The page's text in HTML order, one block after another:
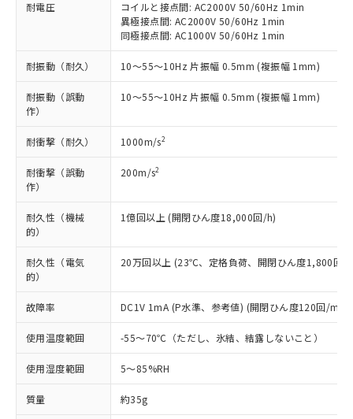
耐電圧
コイルと接点間: AC2000V 50/60Hz 1min
異極接点間: AC2000V 50/60Hz 1min
同極接点間: AC1000V 50/60Hz 1min
耐振動（耐久） 10～55～10Hz 片振幅 0.5mm (複振幅 1mm)
耐振動（誤動
作）
10～55～10Hz 片振幅 0.5mm (複振幅 1mm)
耐衝撃（耐久） 1000m/s2
耐衝撃（誤動
作）
200m/s2
耐久性（機械
的）
1億回以上 (開閉ひん度18,000回/h)
耐久性（電気
的）
20万回以上 (23℃、定格負荷、開閉ひん度1,800回/
故障率 DC1V 1mA (P水準、参考値) (開閉ひん度120回/min)
使用温度範囲 -55～70℃（ただし、氷結、結露しないこと）
使用湿度範囲 5～85%RH
質量 約35g
ことをご了承ください。
在庫状況および標準価格照会結果は、
記載している更新日時点での社内デー
タに基づき作成されるものであり、閲
覧された時点での実際の在庫および標
準価格とは異なる場合があることをご
正式な納期状況および標準価格はお客
様のお取引先、またはお客様担当のオ
ムロン制御機器販売店・当社販売員に
ご相談ください。
販売ネットワーク
」をご確認
ください。
在庫状況および標準価格結果を当社の
事前の承諾なく第三者に漏洩または開
マイパーツ機能（部品リスト作成サー
ビス）をご利用いただくには、I-Web
メンバーズにご登録されている必要が
あります。
お客様が当ウェブサイト上で当社にご
登録された部品リストについて、当社
および当社の共同利用者が、当社の製
品・サービスに関するお客様との取
いたものが、含有品と判明した場合などや
むを得ず変更することがあります。
*EU RoHS指令（10物質）：
鉛(Pb) 1000ppm以下、 水銀(Hg) 1000ppm以下、 カド
類(PBB) 1000ppm以下、ポリ臭化ジフェニルエーテル類
ル) (DEHP)(別名：DOP) 1000ppm以下、フタル酸ブチ
ルベンジル（BBP） 1000ppm以下、フタル酸ジブチル
（DBP） 1000ppm以下、フタル酸ジイソブチル
(DIBP) 1000ppm以下
但し、RoHS指令で産業用監視および制御機器に対する
図的な使用がないことを確認しています。
※2 対応予定月
月が前後することがあります。
※3 非含有証明書ダウンロード
下記の非含有証明書をダウンロードするこ
「－」：未確認です。当社販売部門へお問
い合わせください。
*中国RoHS10物質の基準値 (GB/T26572)：
Pb(鉛) :1000ppm、 Hg(水銀) : 1000ppm、 Cd(カドミウ
ム) : 100ppm、
Cr(Ⅵ)(六価クロム) : 1000ppm、 PBBs(ポリ臭化ビフェ
ル類) : 1000ppm、
DBP(フタル酸ジブチル) : 1000ppm、 DIBP(フタル酸ジ
イソブチル) : 1000ppm、 BBP(フタル酸ブチルベンジ
ル) : 1000ppm、
DEHP(フタル酸ビス(2-エチルヘキシル)) : 1000ppm
※2 環境保護使用期限
「ｅ」：有害物質（10物質）のすべてが基
準値以下であることを示します。
質が外部に漏えいし、環境に深刻な影響を
及ぼさない年数を意味します。
「－」：未確認です。当社販売部門へお問
い合わせください。
当社は、これら貴社製品のうち、外国
為替および外国貿易法に定める商品
（以下｢規制貨物等」という）を輸出
または国外への提供する場合は、日本
国政府の輸出許可(または役務取引許
可)を取得するなどの必要な手続きを
とります。
当社は規制貨物を破棄する場合は、完
全に破砕するなど、違法に輸出されな
いよう必要な手段を講じます。
当社は貴社製品を、核兵器、ミサイ
武器並びにこれらの製造装置等に一切
使用いたしません。
場合は、上記1、2および3の内容を当
該第三者に通知します。また当社は、
販売先および販売に係わる関係者が違
法に輸出するおそれがある場合は、取
り引きをいたしません。
記
説明
一定数には満たないが在庫あり
いては、お客様のお取引先、ま
たはお客様担当のオムロン制御
認ください)
受注生産機種、また在庫状況の
情報を公開していない機種